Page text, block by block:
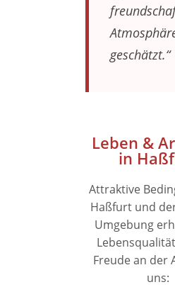
geschätzt.“
Leben &
in
Attraktive
Haßfurt und
Umgebung
Freude an der
uns: